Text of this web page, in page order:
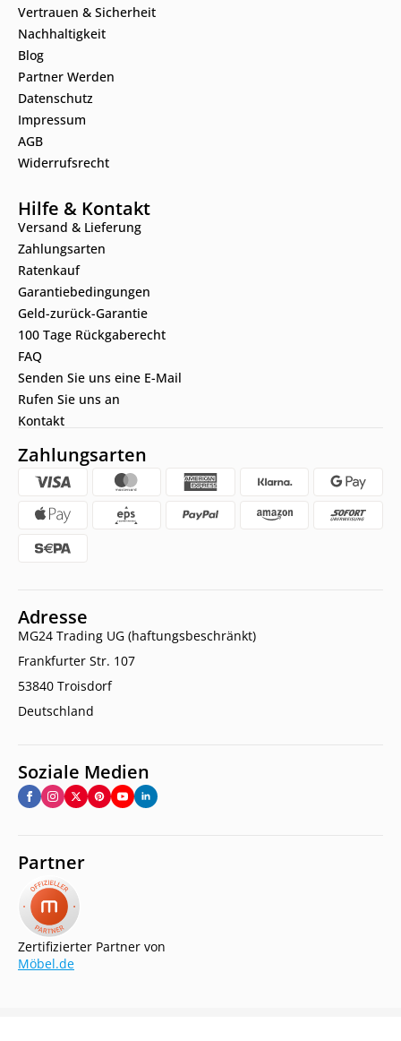
Vertrauen & Sicherheit
Nachhaltigkeit
Blog
Partner Werden
Datenschutz
Impressum
AGB
Widerrufsrecht
Hilfe & Kontakt
Versand & Lieferung
Zahlungsarten
Ratenkauf
Garantiebedingungen
Geld-zurück-Garantie
100 Tage Rückgaberecht
FAQ
Senden Sie uns eine E-Mail
Rufen Sie uns an
Kontakt
Zahlungsarten
Adresse
MG24 Trading UG (haftungsbeschränkt)
Frankfurter Str. 107
53840 Troisdorf
Deutschland
Soziale Medien
Partner
Zertifizierter Partner von
Möbel.de